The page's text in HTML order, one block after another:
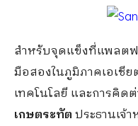
สำหรับจุดแข็งที่แพลตฟ
มือสองในภูมิภาคเอเชี
เทคโนโลยี และการคิด
เกษตระทัตประธานเจ้